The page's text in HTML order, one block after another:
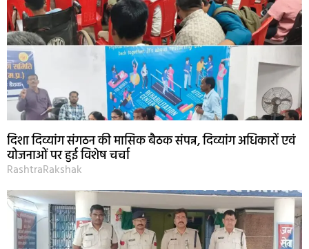
दिशा दिव्यांग संगठन की मासिक बैठक संपन्न, दिव्यांग अधिकारों एवं
योजनाओं पर हुई विशेष चर्चा
RashtraRakshak